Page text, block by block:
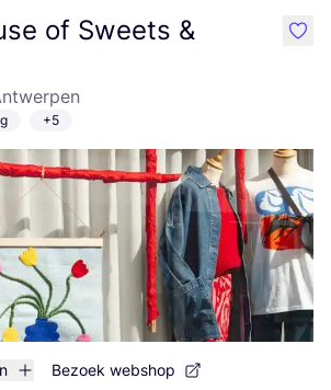
of Sweets &
+5
Bezoek webshop
like